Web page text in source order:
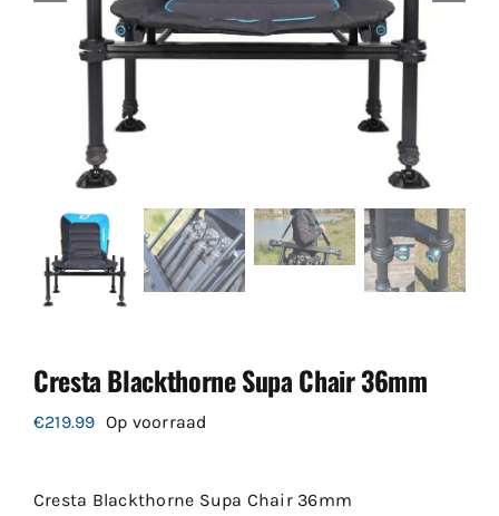
Cresta Blackthorne Supa Chair 36mm
€219.99 Op voorraad
Cresta Blackthorne Supa Chair 36mm